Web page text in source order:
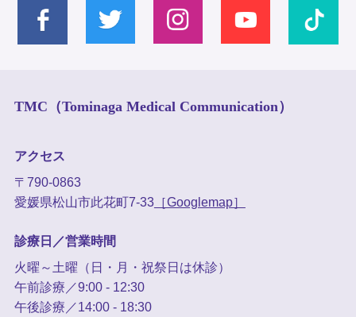
TMC（Tominaga Medical Communication）
アクセス
〒790-0863
愛媛県松山市此花町7-33［Googlemap］
診療日／営業時間
火曜～土曜（日・月・祝祭日は休診）
午前診療／9:00 - 12:30
午後診療／14:00 - 18:30